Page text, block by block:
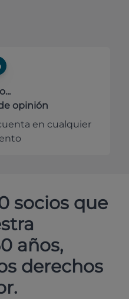
opinión
en cualquier
socios que
años,
derechos